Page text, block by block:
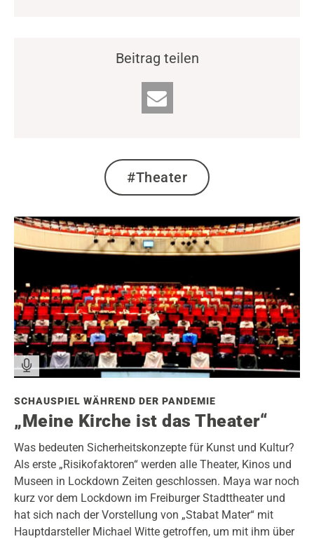
Beitrag teilen
#Theater
SCHAUSPIEL WÄHREND DER PANDEMIE
„Meine Kirche ist das Theater“
Was bedeuten Sicherheitskonzepte für Kunst und Kultur?
Als erste „Risikofaktoren“ werden alle Theater, Kinos und
Museen in Lockdown Zeiten geschlossen. Maya war noch
kurz vor dem Lockdown im Freiburger Stadttheater und
hat sich nach der Vorstellung von „Stabat Mater“ mit
Hauptdarsteller Michael Witte getroffen, um mit ihm über